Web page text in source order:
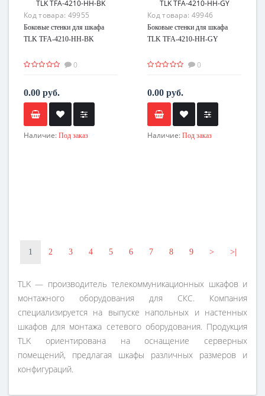
Код товара: 49955
Боковые стенки для шкафа
TLK TFA-4210-HH-BK
0
0.00 руб.
Наличие: Под заказ
Код товара: 49946
Боковые стенки для шкафа
TLK TFA-4210-HH-GY
0
0.00 руб.
Наличие: Под заказ
1 2 3 4 5 6 7 8 9 > >|
TLK — производитель телекоммуникационных шкафов и
монтажного оборудования для СКС. Компания
специализируется на выпуске напольных и настенных
шкафов для монтажа сетевого оборудования. Продукция
TLK ориентирована на оснащение серверных
помещений, предлагая шкафы различных размеров и
конфигураций.